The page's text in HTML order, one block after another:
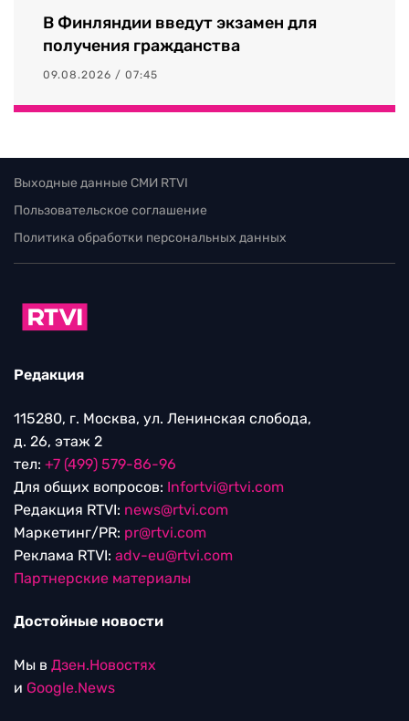
В Финляндии введут экзамен для
получения гражданства
09.08.2026 / 07:45
Выходные данные СМИ RTVI
Пользовательское соглашение
Политика обработки персональных данных
Редакция
115280, г. Москва, ул. Ленинская слобода,
д. 26, этаж 2
тел: +7 (499) 579-86-96
Для общих вопросов: Infortvi@rtvi.com
Редакция RTVI: news@rtvi.com
Маркетинг/PR: pr@rtvi.com
Реклама RTVI: adv-eu@rtvi.com
Партнерские материалы
Достойные новости
Мы в Дзен.Новостях
и Google.News